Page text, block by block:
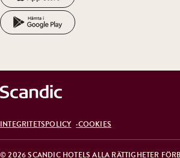
© 2026 SCANDIC HOTELS ALLA RÄTTIGHETER
INTEGRITETSPOLICY COOKIES